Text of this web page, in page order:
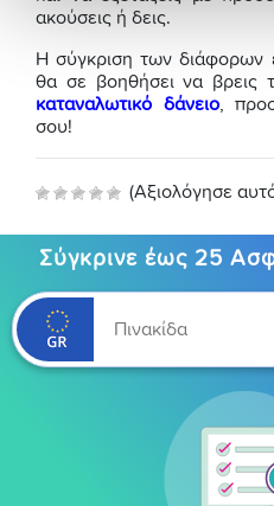
ακούσεις ή δεις.
Η σύγκριση των διάφορων
θα σε βοηθήσει να βρεις
καταναλωτικό δάνειο,
σου!
(Αξιολόγησε
Σύγκρινε έως 25